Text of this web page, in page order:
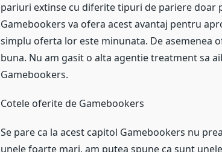
pariuri extinse cu diferite tipuri de pariere doar
Gamebookers va ofera acest avantaj pentru
simplu oferta lor este minunata. De asemenea
buna. Nu am gasit o alta agentie treatment sa
Gamebookers.
Cotele oferite de Gamebookers
Se pare ca la acest capitol Gamebookers nu
unele foarte mari, am putea spune ca sunt